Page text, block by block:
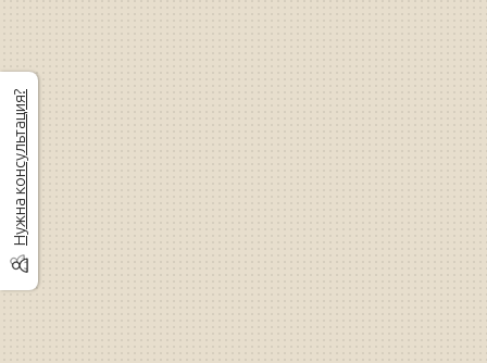
Нужна консультация?